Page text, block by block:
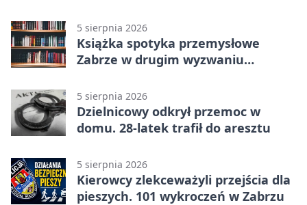
5 sierpnia 2026
Książka spotyka przemysłowe
Zabrze w drugim wyzwaniu
5 sierpnia 2026
Dzielnicowy odkrył przemoc w
domu. 28-latek trafił do aresztu
5 sierpnia 2026
Kierowcy zlekceważyli przejścia dla
pieszych. 101 wykroczeń w Zabrzu